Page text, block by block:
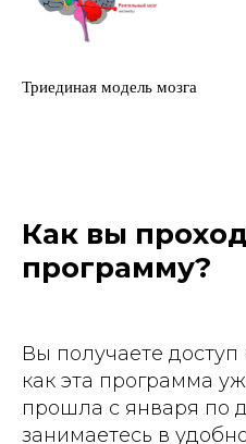
Триединая модель мозга
Как вы
программу?
Вы получаете доступ
как эта программа
прошла с января по
занимаетесь в